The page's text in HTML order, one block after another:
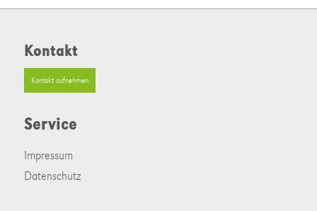
Kontakt
Kontakt aufnehmen
Service
Impressum
Datenschutz